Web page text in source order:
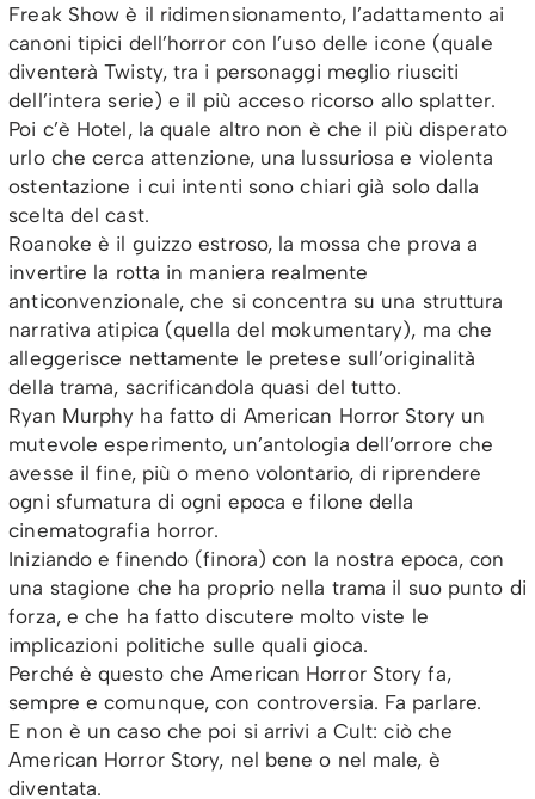
Freak Show è il ridimensionamento, l’adattamento ai
canoni tipici dell’horror con l’uso delle icone (quale
diventerà Twisty, tra i personaggi meglio riusciti
dell’intera serie) e il più acceso ricorso allo splatter.
Poi c’è Hotel, la quale altro non è che il più disperato
urlo che cerca attenzione, una lussuriosa e violenta
ostentazione i cui intenti sono chiari già solo dalla
scelta del cast.
Roanoke è il guizzo estroso, la mossa che prova a
invertire la rotta in maniera realmente
anticonvenzionale, che si concentra su una struttura
narrativa atipica (quella del mokumentary), ma che
alleggerisce nettamente le pretese sull’originalità
della trama, sacrificandola quasi del tutto.
Ryan Murphy ha fatto di American Horror Story un
mutevole esperimento, un’antologia dell’orrore che
avesse il fine, più o meno volontario, di riprendere
ogni sfumatura di ogni epoca e filone della
cinematografia horror.
Iniziando e finendo (finora) con la nostra epoca, con
una stagione che ha proprio nella trama il suo punto di
forza, e che ha fatto discutere molto viste le
implicazioni politiche sulle quali gioca.
Perché è questo che American Horror Story fa,
sempre e comunque, con controversia. Fa parlare.
E non è un caso che poi si arrivi a Cult: ciò che
American Horror Story, nel bene o nel male, è
diventata.